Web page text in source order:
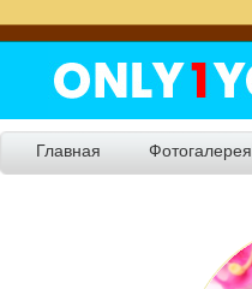
Главная Фотогалерея